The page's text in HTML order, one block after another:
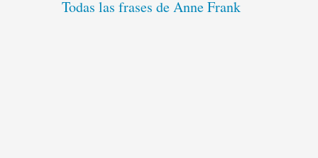
Todas las frases de Anne Frank